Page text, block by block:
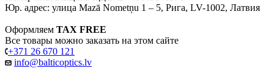
Юр. адрес: улица Mazā Nometņu 1 – 5, Рига, LV-1002, Латвия
Оформляем TAX FREE
Все товары можно заказать на этом сайте
+371 26 670 121
info@balticoptics.lv